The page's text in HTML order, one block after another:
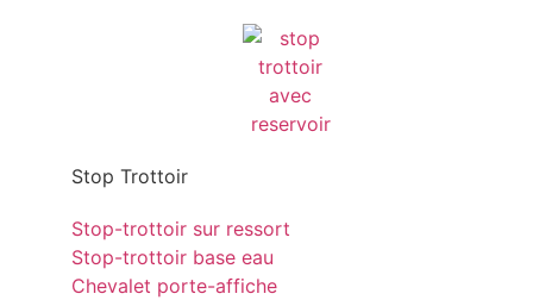
Stop Trottoir
Stop-trottoir sur ressort
Stop-trottoir base eau
Chevalet porte-affiche